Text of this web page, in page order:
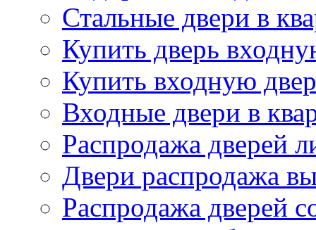
Стальные двери в
Купить дверь
Купить входную
Входные двери в
Распродажа дверей
Двери распродажа
Распродажа дверей